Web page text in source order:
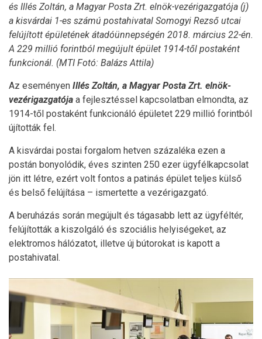
és Illés Zoltán, a Magyar Posta Zrt. elnök-vezérigazgatója (j)
a kisvárdai 1-es számú postahivatal Somogyi Rezső utcai
felújított épületének átadóünnepségén 2018. március 22-én.
A 229 millió forintból megújult épület 1914-től postaként
funkcionál. (MTI Fotó: Balázs Attila)
Az eseményen Illés Zoltán, a Magyar Posta Zrt. elnök-
vezérigazgatója a fejlesztéssel kapcsolatban elmondta, az
1914-től postaként funkcionáló épületet 229 millió forintból
újították fel.
A kisvárdai postai forgalom hetven százaléka ezen a
postán bonyolódik, éves szinten 250 ezer ügyfélkapcsolat
jön itt létre, ezért volt fontos a patinás épület teljes külső
és belső felújítása – ismertette a vezérigazgató.
A beruházás során megújult és tágasabb lett az ügyféltér,
felújították a kiszolgáló és szociális helyiségeket, az
elektromos hálózatot, illetve új bútorokat is kapott a
postahivatal.